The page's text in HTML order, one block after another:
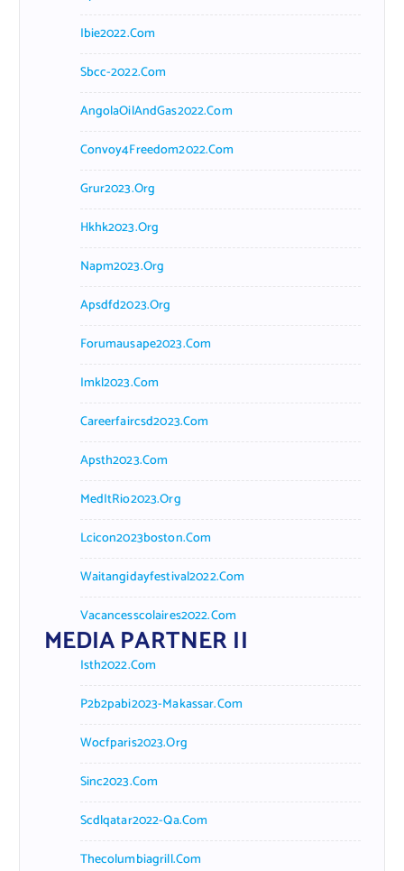
Ibie2022.com
Sbcc-2022.com
AngolaOilAndGas2022.com
Convoy4Freedom2022.com
Grur2023.org
Hkhk2023.org
Napm2023.org
Apsdfd2023.org
Forumausape2023.com
Imkl2023.com
Careerfaircsd2023.com
Apsth2023.com
MedItRio2023.org
Lcicon2023boston.com
Waitangidayfestival2022.com
Vacancesscolaires2022.com
MEDIA PARTNER II
Isth2022.com
P2b2pabi2023-Makassar.com
Wocfparis2023.org
Sinc2023.com
Scdlqatar2022-Qa.com
Thecolumbiagrill.com